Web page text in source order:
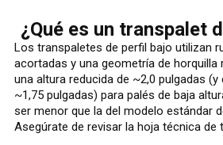
¿Qué es un transpalet
Los transpaletes de perfil bajo utilizan
acortadas y una geometría de horquilla
una altura reducida de ~2,0 pulgadas
~1,75 pulgadas) para palés de baja
ser menor que la del modelo estándar
Asegúrate de revisar la hoja técnica de